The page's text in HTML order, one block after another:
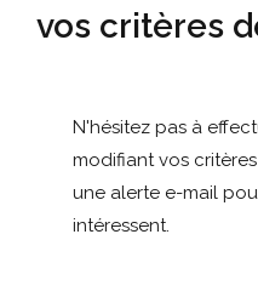
vos critères
N'hésitez pas à
modifiant vos
une alerte e-mail
intéressent.